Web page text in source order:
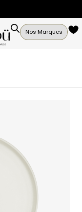
Nos Marques